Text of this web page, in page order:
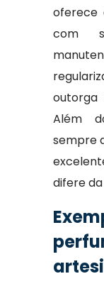
oferece
com
outorga
Além
sempre
difere